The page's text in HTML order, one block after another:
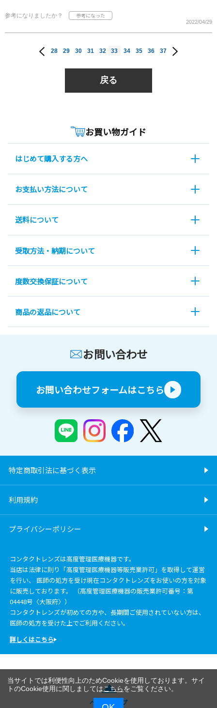
参考になりましたか？
2022/04/29
28 29 30 31 32 33 34 35 36 37
戻る
お買い物ガイド
はじめて購入する方へ
お支払い方法について
送料について
受取方法・納期について
度数交換保証について
商品の返品について
お問い合わせ
お問い合わせフォームはこちら
特定商取引法に基づく表示
利用規約
プライバシーポリシー
コンタクトレンズは高度管理医療機器です。
当店は法律に則り「高度管理医療機器等販売業許可」を取得して運営
を行い、 医師の処方を受け現在コンタクトレンズをお使いの方を対象
に販売しております。 （高度管理医療機器の販売業許可番号：第
04448号〈大阪府〉）
コンタクトレンズが初めての方や、長期間ご使用されていない方は、
医師の処方を受けた上でご利用ください。
詳しくはこちら
ページトップ
当サイトでは利便性向上のためCookieを使用しております。サイ
トのCookie使用に関しましてはこちらをご覧ください。